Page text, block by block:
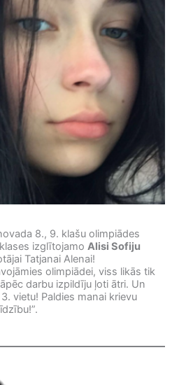
8., 9. klašu olimpiādes
izglītojamo Alisi Sofiju
Tatjanai Alenai!
olimpiādei, viss likās tik
darbu izpildīju ļoti ātri. Un
vietu! Paldies manai krievu